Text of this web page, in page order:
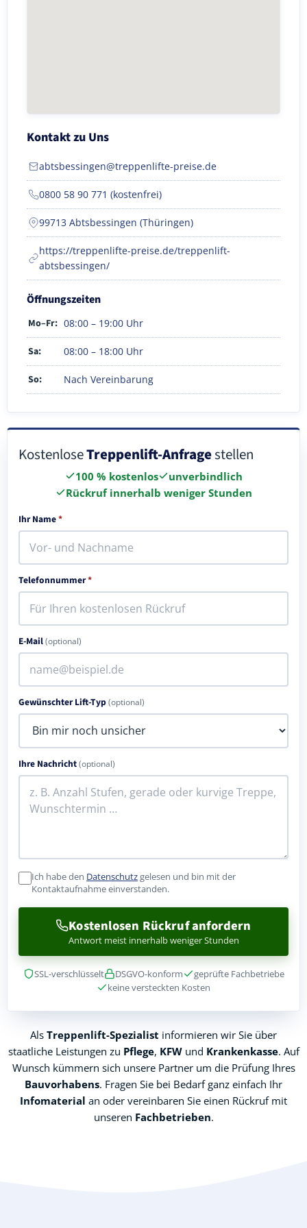
Kontakt zu Uns
abtsbessingen@treppenlifte-preise.de
0800 58 90 771 (kostenfrei)
99713 Abtsbessingen (Thüringen)
https://treppenlifte-preise.de/treppenlift-
abtsbessingen/
Öffnungszeiten
Mo–Fr: 08:00 – 19:00 Uhr
Sa: 08:00 – 18:00 Uhr
So: Nach Vereinbarung
KostenloseTreppenlift-Anfragestellen
100 % kostenlos
unverbindlich
Rückruf innerhalb weniger Stunden
Ihr Name*
Telefonnummer*
E-Mail(optional)
Gewünschter Lift-Typ(optional)
Ihre Nachricht(optional)
Ich habe den Datenschutzgelesen und bin mit der
Kontaktaufnahme einverstanden.
Kostenlosen Rückruf anfordern
Antwort meist innerhalb weniger Stunden
SSL-verschlüsselt DSGVO-konform
geprüfte Fachbetriebe
keine versteckten Kosten
Als Treppenlift-Spezialist informieren wir Sie über
staatliche Leistungen zu Pflege, KFWund Krankenkasse. Auf
Wunsch kümmern sich unsere Partner um die Prüfung Ihres
Bauvorhabens. Fragen Sie bei Bedarf ganz einfach Ihr
Infomaterial an oder vereinbaren Sie einen Rückruf mit
unseren Fachbetrieben.